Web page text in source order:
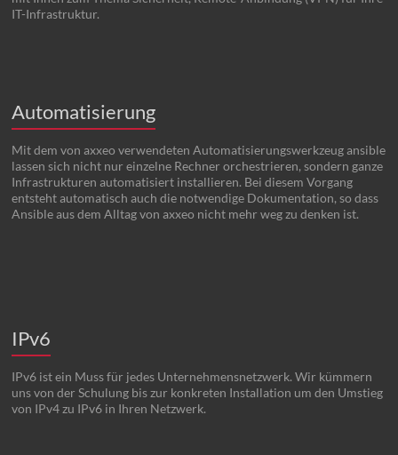
IT-Infrastruktur.
Automatisierung
Mit dem von axxeo verwendeten Automatisierungswerkzeug ansible
lassen sich nicht nur einzelne Rechner orchestrieren, sondern ganze
Infrastrukturen automatisiert installieren. Bei diesem Vorgang
entsteht automatisch auch die notwendige Dokumentation, so dass
Ansible aus dem Alltag von axxeo nicht mehr weg zu denken ist.
IPv6
IPv6 ist ein Muss für jedes Unternehmensnetzwerk. Wir kümmern
uns von der Schulung bis zur konkreten Installation um den Umstieg
von IPv4 zu IPv6 in Ihren Netzwerk.